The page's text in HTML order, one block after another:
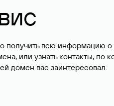
получить всю информацию
или узнать контакты, по
домен вас заинтересовал.